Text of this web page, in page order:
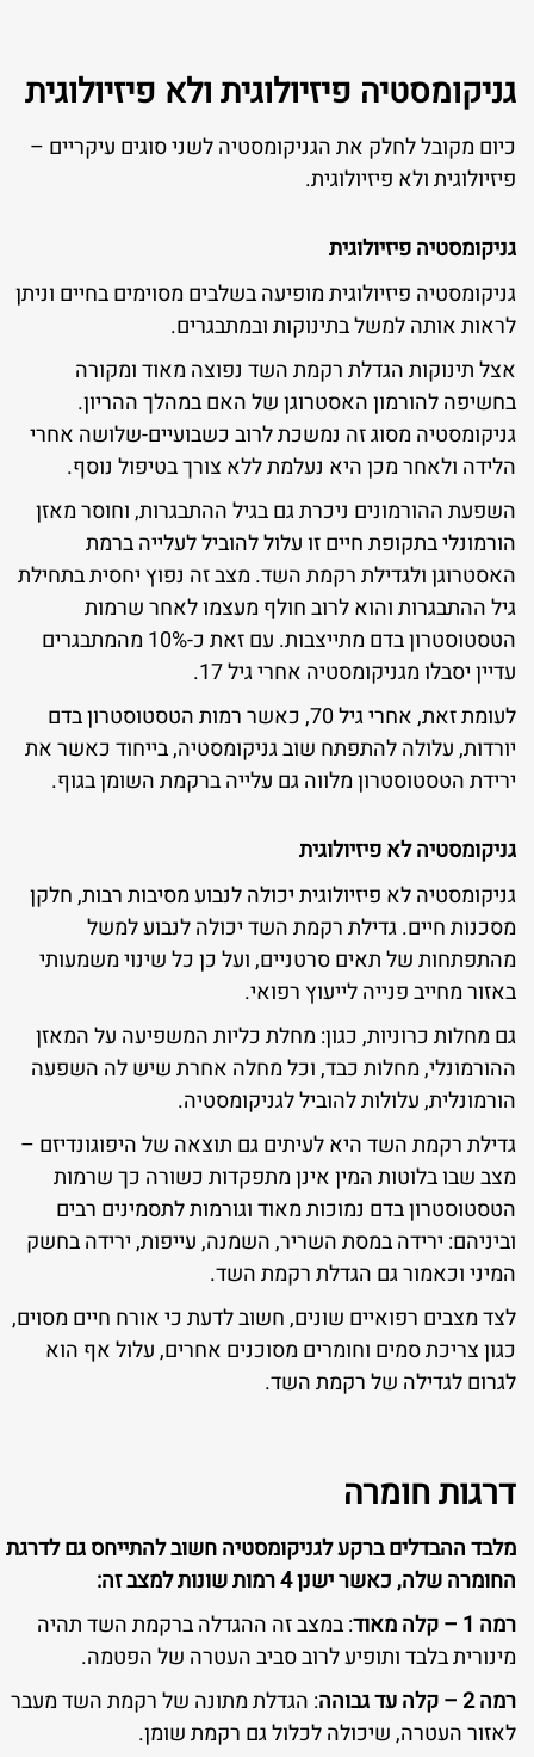
גניקומסטיה פיזיולוגית ולא פיזיולוגית
כיום מקובל לחלק את הגניקומסטיה לשני סוגים עיקריים –
פיזיולוגית ולא פיזיולוגית.
גניקומסטיה פיזיולוגית
גניקומסטיה פיזיולוגית מופיעה בשלבים מסוימים בחיים וניתן
לראות אותה למשל בתינוקות ובמתבגרים.
אצל תינוקות הגדלת רקמת השד נפוצה מאוד ומקורה
בחשיפה להורמון האסטרוגן של האם במהלך ההריון.
גניקומסטיה מסוג זה נמשכת לרוב כשבועיים-שלושה אחרי
הלידה ולאחר מכן היא נעלמת ללא צורך בטיפול נוסף.
השפעת ההורמונים ניכרת גם בגיל ההתבגרות, וחוסר מאזן
הורמונלי בתקופת חיים זו עלול להוביל לעלייה ברמת
האסטרוגן ולגדילת רקמת השד. מצב זה נפוץ יחסית בתחילת
גיל ההתבגרות והוא לרוב חולף מעצמו לאחר שרמות
הטסטוסטרון בדם מתייצבות. עם זאת כ-10% מהמתבגרים
עדיין יסבלו מגניקומסטיה אחרי גיל 17.
לעומת זאת, אחרי גיל 70, כאשר רמות הטסטוסטרון בדם
יורדות, עלולה להתפתח שוב גניקומסטיה, בייחוד כאשר את
ירידת הטסטוסטרון מלווה גם עלייה ברקמת השומן בגוף.
גניקומסטיה לא פיזיולוגית
גניקומסטיה לא פיזיולוגית יכולה לנבוע מסיבות רבות, חלקן
מסכנות חיים. גדילת רקמת השד יכולה לנבוע למשל
מהתפתחות של תאים סרטניים, ועל כן כל שינוי משמעותי
באזור מחייב פנייה לייעוץ רפואי.
גם מחלות כרוניות, כגון: מחלת כליות המשפיעה על המאזן
ההורמונלי, מחלות כבד, וכל מחלה אחרת שיש לה השפעה
הורמונלית, עלולות להוביל לגניקומסטיה.
גדילת רקמת השד היא לעיתים גם תוצאה של היפוגונדיזם –
מצב שבו בלוטות המין אינן מתפקדות כשורה כך שרמות
הטסטוסטרון בדם נמוכות מאוד וגורמות לתסמינים רבים
וביניהם: ירידה במסת השריר, השמנה, עייפות, ירידה בחשק
המיני וכאמור גם הגדלת רקמת השד.
לצד מצבים רפואיים שונים, חשוב לדעת כי אורח חיים מסוים,
כגון צריכת סמים וחומרים מסוכנים אחרים, עלול אף הוא
לגרום לגדילה של רקמת השד.
דרגות חומרה
מלבד ההבדלים ברקע לגניקומסטיה חשוב להתייחס גם לדרגת
החומרה שלה, כאשר ישנן 4 רמות שונות למצב זה:
רמה 1 – קלה מאוד
: במצב זה ההגדלה ברקמת השד תהיה
מינורית בלבד ותופיע לרוב סביב העטרה של הפטמה.
רמה 2 – קלה עד גבוהה
: הגדלת מתונה של רקמת השד מעבר
לאזור העטרה, שיכולה לכלול גם רקמת שומן.